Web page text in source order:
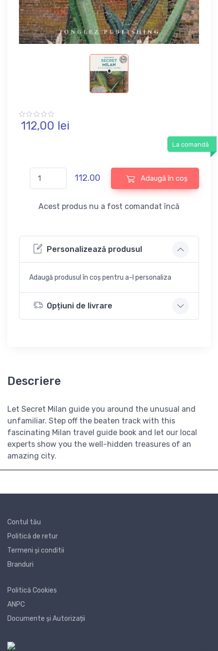
112,00 lei
La comandă
112.00 Adaugă în coș
Acest produs nu a fost comandat încă
Personalizează produsul
Adaugă produsul în coș pentru a-l personaliza
Opțiuni de livrare
Descriere
Let Secret Milan guide you around the unusual and
unfamiliar. Step off the beaten track with this
fascinating Milan travel guide book and let our local
experts show you the well-hidden treasures of an
amazing city.
Contul tău
Politică de retur
Termeni și conditii
Branduri
Politică Cookies
ANPC
Documente și Autorizații